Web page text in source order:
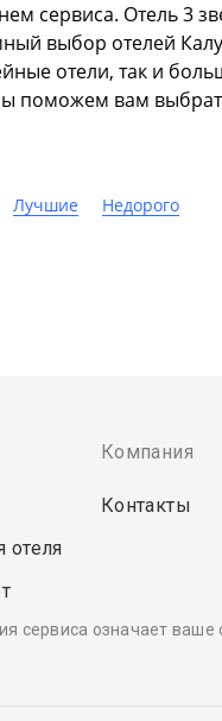
сервиса. Отель 3
выбор отелей
отели, так и
поможем вам
Лучшие
Недорого
отеля
Компания
Контакты
сервиса означает ваше